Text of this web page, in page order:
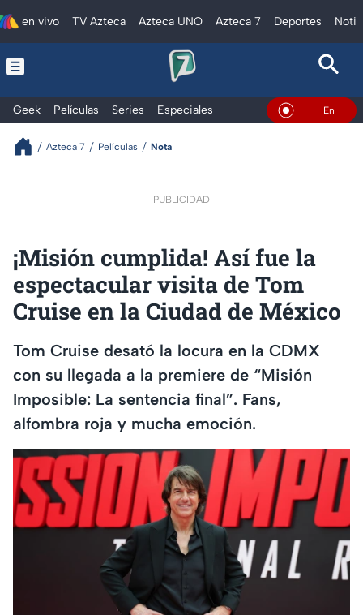
en vivo TV Azteca Azteca UNO Azteca 7 Deportes
Geek Películas Series Especiales En Vivo
Azteca 7 Películas Nota
PUBLICIDAD
¡Misión cumplida! Así fue la
espectacular visita de Tom
Cruise en la Ciudad de México
Tom Cruise desató la locura en la CDMX
con su llegada a la premiere de “Misión
Imposible: La sentencia final”. Fans,
alfombra roja y mucha emoción.